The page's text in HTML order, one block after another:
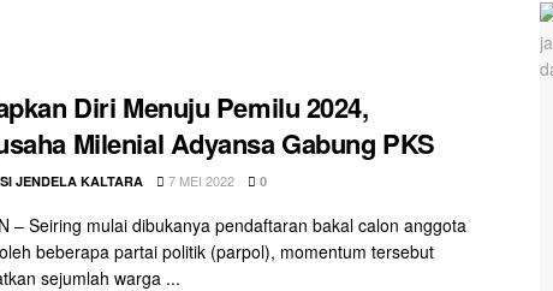
Diri Menuju Pemilu 2024,
Milenial Adyansa Gabung PKS
JENDELA KALTARA 7 MEI 2022 0
– Seiring mulai dibukanya pendaftaran bakal calon anggota
beberapa partai politik (parpol), momentum tersebut
sejumlah warga ...